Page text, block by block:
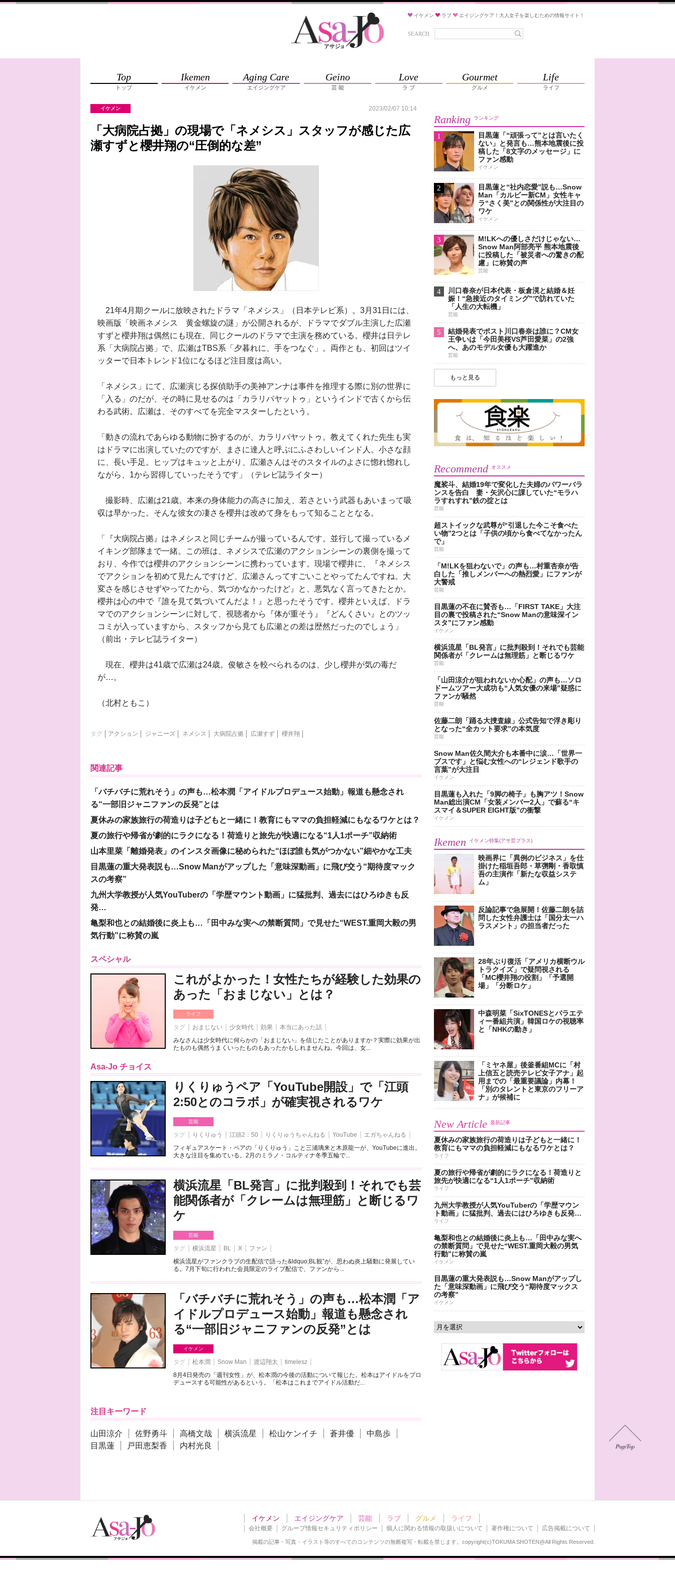
イケメン ラブ エイジングケア！大人女子を楽しむための情報サイト！
SEARCH
Top
トップ
Ikemen
イケメン
Aging Care
エイジングケア
Geino
芸 能
Love
ラ ブ
Gourmet
グルメ
Life
ライフ
イケメン 2023/02/07 10:14
「大病院占拠」の現場で「ネメシス」スタッフが感じた広
瀬すずと櫻井翔の“圧倒的な差”
21年4月期クールに放映されたドラマ「ネメシス」（日本テレビ系）。3月31日には、
映画版「映画ネメシス 黄金螺旋の謎」が公開されるが、ドラマでダブル主演した広瀬
すずと櫻井翔は偶然にも現在、同じクールのドラマで主演を務めている。櫻井は日テレ
系「大病院占拠」で、広瀬はTBS系「夕暮れに、手をつなぐ」。両作とも、初回はツイ
ッターで日本トレンド1位になるほど注目度は高い。
「ネメシス」にて、広瀬演じる探偵助手の美神アンナは事件を推理する際に別の世界に
「入る」のだが、その時に見せるのは「カラリパヤットゥ」というインドで古くから伝
わる武術。広瀬は、そのすべてを完全マスターしたという。
「動きの流れであらゆる動物に扮するのが、カラリパヤットゥ。教えてくれた先生も実
はドラマに出演していたのですが、まさに達人と呼ぶにふさわしいインド人。小さな顔
に、長い手足。ヒップはキュッと上がり、広瀬さんはそのスタイルのよさに惚れ惚れし
ながら、1から習得していったそうです」（テレビ誌ライター）
撮影時、広瀬は21歳。本来の身体能力の高さに加え、若さという武器もあいまって吸
収は早かった。そんな彼女の凄さを櫻井は改めて身をもって知ることとなる。
「『大病院占拠』はネメシスと同じチームが撮っているんです。並行して撮っているメ
イキング部隊まで一緒。この班は、ネメシスで広瀬のアクションシーンの裏側を撮って
おり、今作では櫻井のアクションシーンに携わっています。現場で櫻井に、『ネメシス
でアクションを初めて見たんですけど、広瀬さんってすごいことやってたんですね。大
変さを感じさせずやってたから、気づかなかったけど』と、悪気なく言ってきたとか。
櫻井は心の中で『誰を見て気づいてんだよ！』と思ったそうです。櫻井といえば、ドラ
マでのアクションシーンに対して、視聴者から『体が重そう』『どんくさい』とのツッ
コミが入っていますから、スタッフから見ても広瀬との差は歴然だったのでしょう」
（前出・テレビ誌ライター）
現在、櫻井は41歳で広瀬は24歳。俊敏さを較べられるのは、少し櫻井が気の毒だ
が…。
（北村ともこ）
タグ アクション ジャニーズ ネメシス 大病院占拠 広瀬すず 櫻井翔
関連記事
「バチバチに荒れそう」の声も…松本潤「アイドルプロデュース始動」報道も懸念され
る“一部旧ジャニファンの反発”とは
夏休みの家族旅行の荷造りは子どもと一緒に！教育にもママの負担軽減にもなるワケとは？
夏の旅行や帰省が劇的にラクになる！荷造りと旅先が快適になる“1人1ポーチ”収納術
山本里菜「離婚発表」のインスタ画像に秘められた“ほぼ誰も気がつかない”細やかな工夫
目黒蓮の重大発表説も…Snow Manがアップした「意味深動画」に飛び交う“期待度マック
スの考察”
九州大学教授が人気YouTuberの「学歴マウント動画」に猛批判、過去にはひろゆきも反
発…
亀梨和也との結婚後に炎上も…「田中みな実への禁断質問」で見せた“WEST.重岡大毅の男
気行動”に称賛の嵐
スペシャル
これがよかった！女性たちが経験した効果の
あった「おまじない」とは？
ライフ
タグ おまじない 少女時代 効果
本当にあった話
みなさんは少女時代に何らかの「おまじない」を信じたことがありますか？実際に効果が出
たものも偶然うまくいったものもあったかもしれませんね。今回は、女...
Asa-Jo チョイス
りくりゅうペア「YouTube開設」で「江頭
2:50とのコラボ」が確実視されるワケ
芸能
タグ りくりゅう 江頭2：50 りくりゅうちゃんねる YouTube
エガちゃんねる
フィギュアスケート・ペアの「りくりゅう」こと三浦璃来と木原龍一が、YouTubeに進出。
大きな注目を集めている。2月のミラノ・コルティナ冬季五輪で...
横浜流星「BL発言」に批判殺到！それでも芸
能関係者が「クレームは無理筋」と断じるワ
ケ
芸能
タグ 横浜流星 BL X
ファン
横浜流星がファンクラブの生配信で語った&ldquo;BL観”が、思わぬ炎上騒動に発展してい
る。7月下旬に行われた会員限定のライブ配信で、ファンから...
「バチバチに荒れそう」の声も…松本潤「ア
イドルプロデュース始動」報道も懸念され
る“一部旧ジャニファンの反発”とは
イケメン
タグ 松本潤 Snow Man 渡辺翔太
timelesz
8月4日発売の「週刊女性」が、松本潤の今後の活動について報じた。松本はアイドルをプロ
デュースする可能性があるという。「松本はこれまでアイドル活動だ...
注目キーワード
山田涼介 佐野勇斗 高橋文哉 横浜流星 松山ケンイチ 蒼井優
中島歩
目黒蓮
戸田恵梨香 内村光良
Ranking ランキング
1
目黒蓮「“頑張って”とは言いたく
ない」と発言も…熊本地震後に投
稿した「8文字のメッセージ」に
ファン感動
イケメン
2
目黒蓮と“社内恋愛”説も…Snow
Man「カルビー新CM」女性キャ
ラ“さく美”との関係性が大注目の
ワケ
イケメン
3
M!LKへの優しさだけじゃない…
Snow Man阿部亮平 熊本地震後
に投稿した「被災者への驚きの配
慮」に称賛の声
芸能
4
川口春奈が日本代表・板倉滉と結婚＆妊
娠！“急接近のタイミング”で訪れていた
「人生の大転機」
芸能
5
結婚発表でポスト川口春奈は誰に？CM女
王争いは「今田美桜VS芦田愛菜」の2強
へ、あのモデル女優も大躍進か
芸能
もっと見る
Recommend オススメ
魔裟斗、結婚19年で変化した夫婦のパワーバラ
ンスを告白 妻・矢沢心に課していた“モラハ
ラすれすれ”鉄の掟とは
芸能
超ストイックな武尊が“引退した今こそ食べた
い物”2つとは「子供の頃から食べてなかったん
で」
芸能
「M!LKを狙わないで」の声も…村重杏奈が告
白した「推しメンバーへの熱烈愛」にファンが
大警戒
芸能
目黒蓮の不在に賛否も…「FIRST TAKE」大注
目の裏で投稿された“Snow Manの意味深イン
スタ”にファン感動
イケメン
横浜流星「BL発言」に批判殺到！それでも芸能
関係者が「クレームは無理筋」と断じるワケ
芸能
「山田涼介が狙われないか心配」の声も…ソロ
ドームツアー大成功も“人気女優の来場”疑惑に
ファンが騒然
芸能
佐藤二朗「踊る大捜査線」公式告知で浮き彫り
となった“全カット要求”の本気度
芸能
Snow Man佐久間大介も本番中に涙…「世界一
ブスです」と悩む女性への“レジェンド歌手の
言葉”が大注目
イケメン
目黒蓮も入れた「9脚の椅子」も胸アツ！Snow
Man総出演CM「女装メンバー2人」で蘇る“キ
スマイ＆SUPER EIGHT版”の衝撃
イケメン
Ikemen イケメン特集(アサ芸プラス)
映画界に「異例のビジネス」を仕
掛けた稲垣吾郎・草彅剛・香取慎
吾の主演作「新たな収益システ
ム」
反論記事で急展開！佐藤二朗を詰
問した女性弁護士は「国分太一ハ
ラスメント」の担当者だった
28年ぶり復活「アメリカ横断ウル
トラクイズ」で疑問視される
「MC櫻井翔の役割」「予選開
場」「分断ロケ」
中森明菜「SixTONESとバラエテ
ィー番組共演」韓国ロケの視聴率
と「NHKの動き」
「ミヤネ屋」後釜番組MCに「村
上信五と読売テレビ女子アナ」起
用までの「最重要議論」内幕！
「別のタレントと東京のフリーア
ナ」が候補に
New Article 最新記事
夏休みの家族旅行の荷造りは子どもと一緒に！
教育にもママの負担軽減にもなるワケとは？
ライフ
夏の旅行や帰省が劇的にラクになる！荷造りと
旅先が快適になる“1人1ポーチ”収納術
ライフ
九州大学教授が人気YouTuberの「学歴マウン
ト動画」に猛批判、過去にはひろゆきも反発…
ライフ
亀梨和也との結婚後に炎上も…「田中みな実へ
の禁断質問」で見せた“WEST.重岡大毅の男気
行動”に称賛の嵐
イケメン
目黒蓮の重大発表説も…Snow Manがアップし
た「意味深動画」に飛び交う“期待度マックス
の考察”
イケメン
イケメン エイジングケア 芸能 ラブ グルメ ライフ
会社概要 グループ情報セキュリティポリシー 個人に関わる情報の取扱いについて 著作権について 広告掲載について
掲載の記事・写真・イラスト等のすべてのコンテンツの無断複写・転載を禁じます。 copyright(c)TOKUMA SHOTEN@All Rights Reserved.